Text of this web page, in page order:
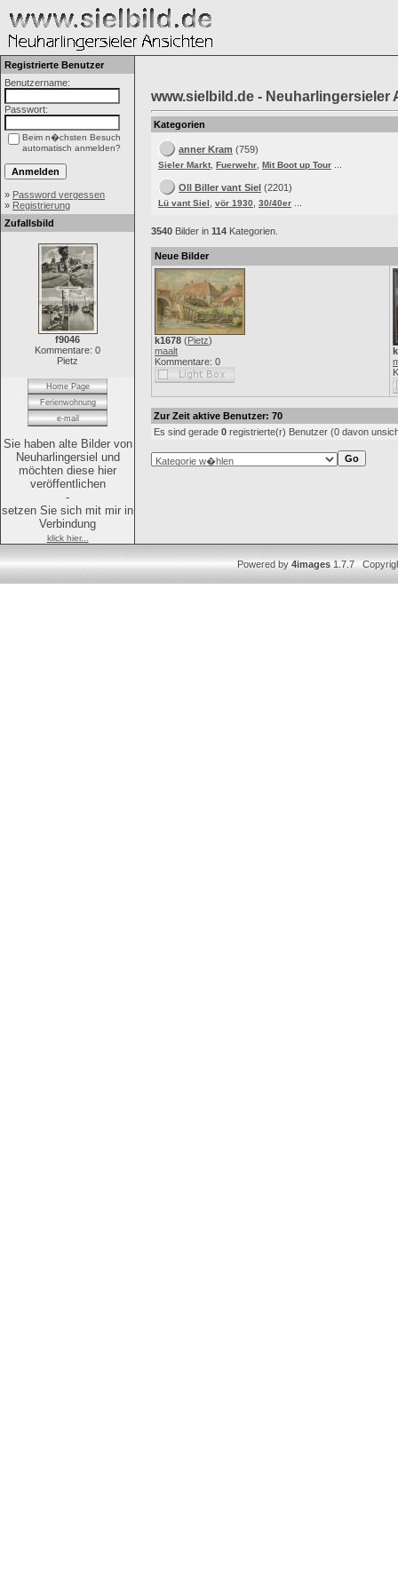
Registrierte Benutzer
Benutzername:
Passwort:
Beim n�chsten Besuch
automatisch anmelden?
» Password vergessen
» Registrierung
Zufallsbild
f9046
Kommentare: 0
Pietz
Home Page
Ferienwohnung
e-mail
Sie haben alte Bilder von
Neuharlingersiel und
möchten diese hier
veröffentlichen
-
setzen Sie sich mit mir in
Verbindung
klick hier...
www.sielbild.de - Neuharlingersieler
Kategorien
anner Kram (759)
Sieler Markt Fuerwehr Mit Boot up Tour
Oll Biller vant Siel (2201)
Lü vant Siel vör 1930 30/40er
3540 Bilder in 114 Kategorien.
Neue Bilder
k1678 (Pietz)
maalt
Kommentare: 0
Zur Zeit aktive Benutzer: 70
Es sind gerade 0 registrierte(r) Benutzer (0 davon
Powered by4images1.7.7